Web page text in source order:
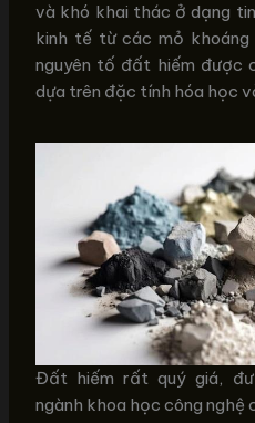
và khó khai thác ở dạng
kinh tế từ các mỏ
nguyên tố đất hiếm được
dựa trên đặc tính hóa học
Đất hiếm rất quý giá,
ngành khoa học công nghệ